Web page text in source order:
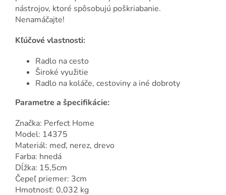
nástrojov, ktoré spôsobujú poškriabanie.
Nenamáčajte!
Kľúčové vlastnosti:
Radlo na cesto
Široké využitie
Radlo na koláče, cestoviny a iné dobroty
Parametre a špecifikácie:
Značka: Perfect Home
Model: 14375
Materiál: meď, nerez, drevo
Farba: hnedá
Dĺžka: 15,5cm
Čepeľ priemer: 3cm
Hmotnosť: 0,032 kg